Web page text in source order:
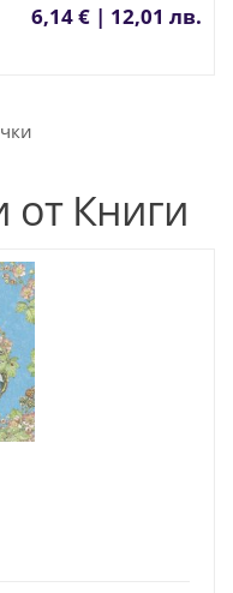
6,14 € | 12,01 лв.
от Книги